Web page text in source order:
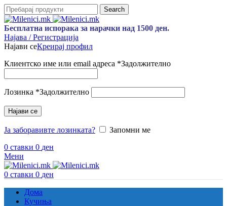
Search
Бесплатна испорака за нарачки над 1500 ден.
Најава / Регистрација
Најави сеКреирај профил
Клиентско име или email адреса *Задолжително
Лозинка *Задолжително
Најави се
Ја заборавивте лозинката?
Запомни ме
0 ставки 0 ден
Мени
0 ставки 0 ден
Дома
Кучиња